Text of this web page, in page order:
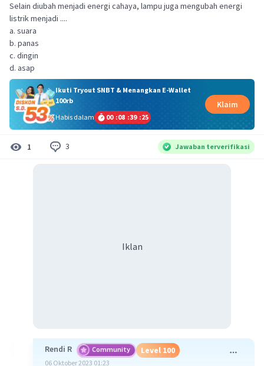
Selain diubah menjadi energi cahaya, lampu juga mengubah energi
listrik menjadi ....
a. suara
b. panas
c. dingin
d. asap
Ikuti Tryout SNBT & Menangkan E-Wallet
100rb
Habis dalam
00 :08 :39 :24
Klaim
1 3 Jawaban terverifikasi
Iklan
Rendi R Community Level 100
06 Oktober 2023 01:23